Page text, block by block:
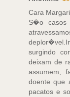
Cara
S�o casos
surgindo
deixam de
assumem,
doente que
pacatos e